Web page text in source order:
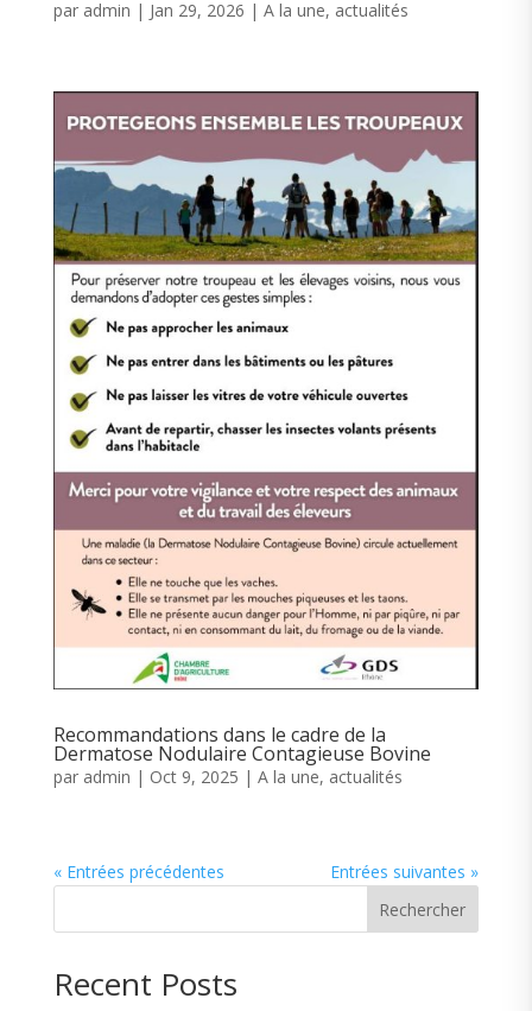
par admin | Jan 29, 2026 | A la une, actualités
Recommandations dans le cadre de la
Dermatose Nodulaire Contagieuse Bovine
par admin | Oct 9, 2025 | A la une, actualités
« Entrées précédentes
Entrées suivantes »
Rechercher
Recent Posts